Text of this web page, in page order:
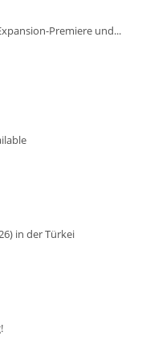
Premiere und...
in der Türkei